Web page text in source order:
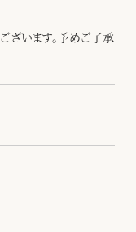
ざいます。予めご了承